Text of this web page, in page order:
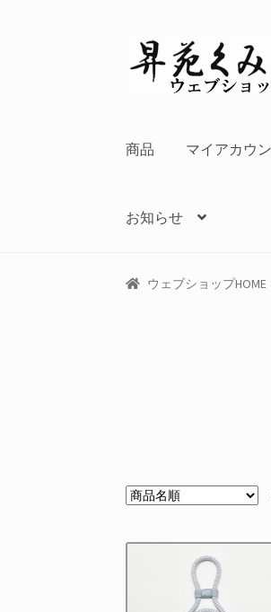
ビ
ョ
ス
プ
ン
へ
ッ
商品 マイアカウ
お知らせ
ウェブショップHOME